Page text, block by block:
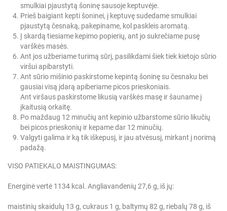
smulkiai pjaustytą šoninę sausoje keptuvėje.
Prieš baigiant kepti šoninei, į keptuvę sudedame smulkiai
pjaustytą česnaką, pakepiname, kol paskleis aromatą.
Į skardą tiesiame kepimo popierių, ant jo sukrečiame pusę
varškės masės.
Ant jos užberiame turimą sūrį, pasilikdami šiek tiek kietojo sūrio
viršui apibarstyti.
Ant sūrio mišinio paskirstome kepintą šoninę su česnaku bei
gausiai visą įdarą apiberiame picos prieskoniais.
Ant viršaus paskirstome likusią varškės masę ir šauname į
įkaitusią orkaitę.
Po maždaug 12 minučių ant kepinio užbarstome sūrio likučių
bei picos prieskonių ir kepame dar 12 minučių.
Valgyti galima ir ką tik iškepusį, ir jau atvėsusį, mirkant į norimą
padažą.
VISO PATIEKALO MAISTINGUMAS:
Energinė vertė 1134 kcal. Angliavandenių 27,6 g, iš jų:
maistinių skaidulų 13 g, cukraus 1 g, baltymų 82 g, riebalų 78 g, iš